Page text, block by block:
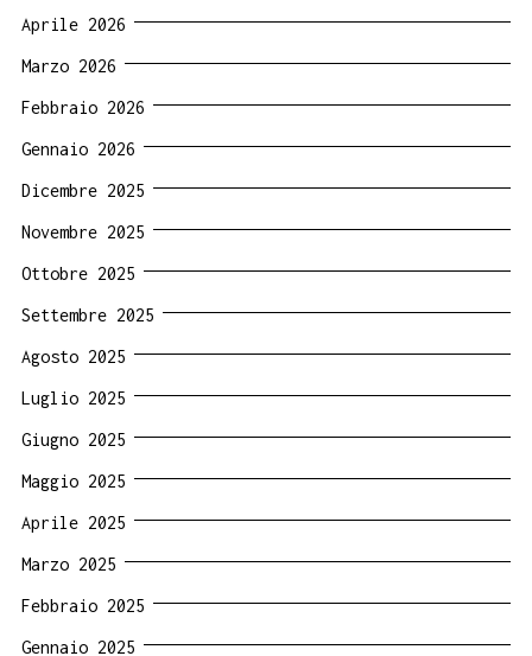
Aprile 2026
Marzo 2026
Febbraio 2026
Gennaio 2026
Dicembre 2025
Novembre 2025
Ottobre 2025
Settembre 2025
Agosto 2025
Luglio 2025
Giugno 2025
Maggio 2025
Aprile 2025
Marzo 2025
Febbraio 2025
Gennaio 2025